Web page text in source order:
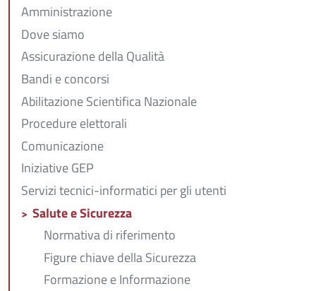
Amministrazione
Dove siamo
Assicurazione della Qualità
Bandi e concorsi
Abilitazione Scientifica Nazionale
Procedure elettorali
Comunicazione
Iniziative GEP
Servizi tecnici-informatici per gli utenti
Salute e Sicurezza
Normativa di riferimento
Figure chiave della Sicurezza
Formazione e Informazione